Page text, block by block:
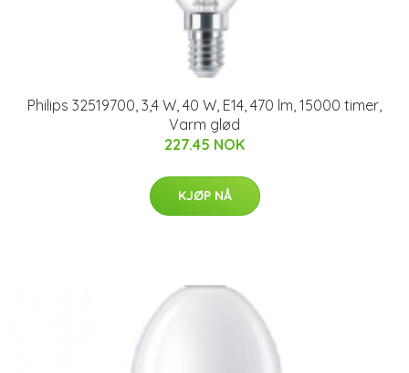
Philips 32519700, 3,4 W, 40 W, E14, 470 lm, 15000 timer,
Varm glød
227.45 NOK
KJØP NÅ